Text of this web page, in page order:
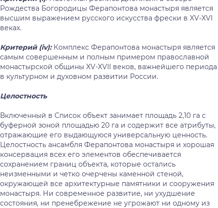
Рождества Богородицы Ферапонтова монастыря является
высшим выражением русского искусства фрески в XV-XVI
веках.
Критерий (iv):Комплекс Ферапонтова монастыря является
самым совершенным и полным примером православной
монастырской общины XV-XVII веков, важнейшего периода
в культурном и духовном развитии России.
Целостность
Включенный в Список объект занимает площадь 2,10 га с
буферной зоной площадью 20 га и содержит все атрибуты,
отражающие его выдающуюся универсальную ценность.
Целостность ансамбля Ферапонтова монастыря и хорошая
консервация всех его элементов обеспечивается
сохранением границ объекта, которые остались
неизменными и четко очерчены каменной стеной,
окружающей все архитектурные памятники и сооружения
монастыря. Ни современное развитие, ни ухудшение
состояния, ни пренебрежение не угрожают ни одному из